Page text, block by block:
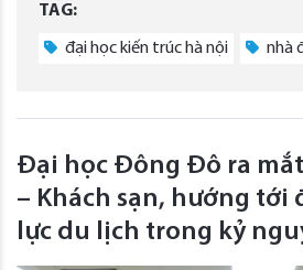
TAG:
đại học kiến trúc hà nội nhà
Đại học Đông Đô ra
– Khách sạn, hướng tới
lực du lịch trong kỷ